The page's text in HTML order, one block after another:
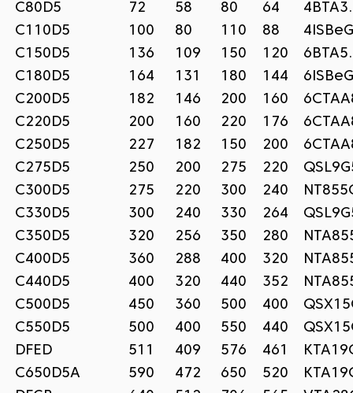
C80D5
72 58 80 64
C110D5
100 80 110 88
C150D5
136 109 150 120
C180D5
164 131 180 144
C200D5
182 146 200 160
C220D5
200 160 220 176
C250D5
227 182 150 200
C275D5
250 200 275 220
C300D5
275 220 300 240
C330D5
300 240 330 264
C350D5
320 256 350 280
C400D5
360 288 400 320
C440D5
400 320 440 352
C500D5
450 360 500 400
C550D5
500 400 550 440
DFED
511 409 576 461
C650D5A
590 472 650 520